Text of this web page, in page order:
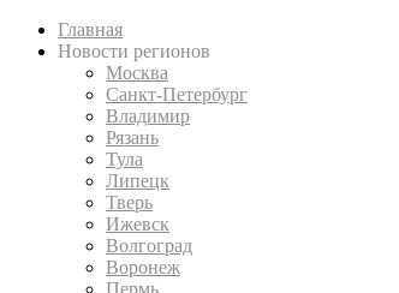
Главная
Новости регионов
Москва
Санкт-Петербург
Владимир
Рязань
Тула
Липецк
Тверь
Ижевск
Волгоград
Воронеж
Пермь